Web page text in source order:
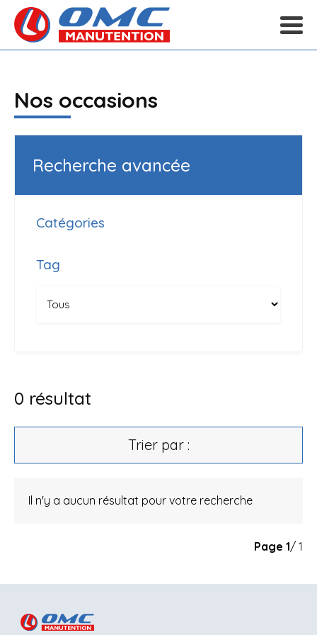
Nos occasions
Recherche avancée
Catégories
Tag
0 résultat
Trier par :
Il n'y a aucun résultat pour votre recherche
Page 1/ 1